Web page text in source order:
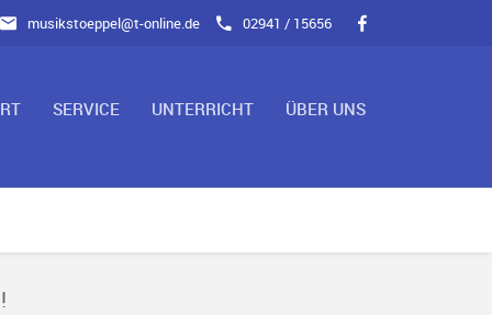
musikstoeppel@t-online.de 02941 / 15656
SERVICE UNTERRICHT ÜBER UNS